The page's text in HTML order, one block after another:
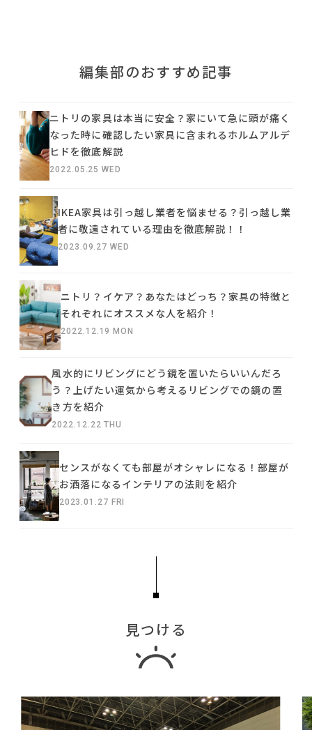
編集部のおすすめ記事
ニトリの家具は本当に安全？家にいて急に頭が痛く
なった時に確認したい家具に含まれるホルムアルデ
ヒドを徹底解説
2022.05.25 WED
IKEA家具は引っ越し業者を悩ませる？引っ越し業
者に敬遠されている理由を徹底解説！！
2023.09.27 WED
ニトリ？イケア？あなたはどっち？家具の特徴と
それぞれにオススメな人を紹介！
2022.12.19 MON
風水的にリビングにどう鏡を置いたらいいんだろ
う？上げたい運気から考えるリビングでの鏡の置
き方を紹介
2022.12.22 THU
センスがなくても部屋がオシャレになる！部屋が
お洒落になるインテリアの法則を紹介
2023.01.27 FRI
見つける